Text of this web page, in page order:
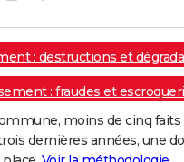
: destructions et
: fraudes et
moins de cinq
dernières années, une